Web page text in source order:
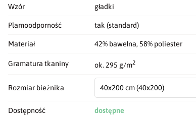
Wzór gładki
Plamoodporność tak (standard)
Materiał 42% bawełna, 58% poliester
Gramatura tkaniny ok. 295 g/m2
Rozmiar bieżnika 40x200 cm(40x200)
Dostępność dostępne